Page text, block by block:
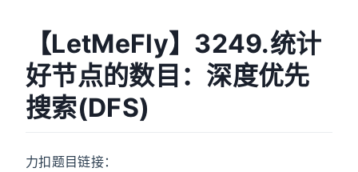
【LetMeFly】3249.统计
好节点的数目：深度优先
搜索(DFS)
力扣题目链接：